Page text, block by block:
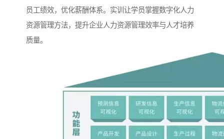
员工绩效，优化薪酬体系。实训让学员掌握数字化人力
资源管理方法，提升企业人力资源管理效率与人才培养
质量。​